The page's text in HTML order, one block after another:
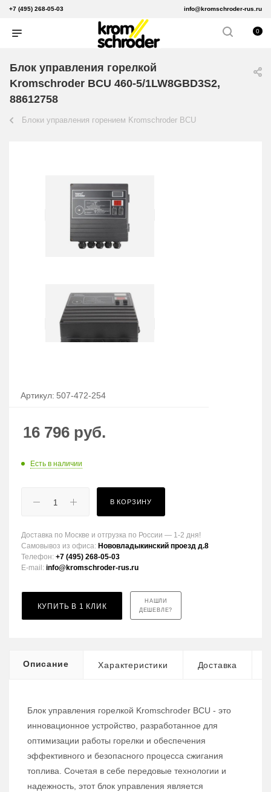
+7 (495) 268-05-03 info@kromschroder-rus.ru
0
Блок управления горелкой
Kromschroder BCU 460-5/1LW8GBD3S2,
88612758
Блоки управления горением Kromschroder BCU
Артикул: 507-472-254
16 796 руб.
Есть в наличии
В КОРЗИНУ
Доставка по Москве и отгрузка по России — 1-2 дня!
Самовывоз из офиса: Нововладыкинский проезд д.8
Телефон: +7 (495) 268-05-03
E-mail: info@kromschroder-rus.ru
КУПИТЬ В 1 КЛИК
НАШЛИ
ДЕШЕВЛЕ?
Описание Характеристики Доставка
Блок управления горелкой Kromschroder BCU - это
инновационное устройство, разработанное для
оптимизации работы горелки и обеспечения
эффективного и безопасного процесса сжигания
топлива. Сочетая в себе передовые технологии и
надежность, этот блок управления является